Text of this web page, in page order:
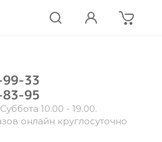
33
95
10.00 - 19.00.
онлайн круглосуточно